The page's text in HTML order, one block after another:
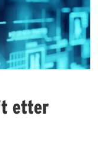
etter